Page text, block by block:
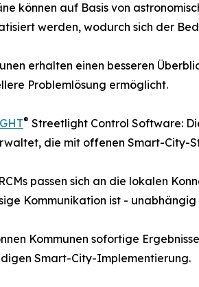
können auf Basis von
werden, wodurch sich der
erhalten einen besseren
Problemlösung ermöglicht.
® Streetlight Control Software:
die mit offenen Smart-City-
passen sich an die lokalen
Kommunikation ist -
Kommunen sofortige
Smart-City-Implementierung.